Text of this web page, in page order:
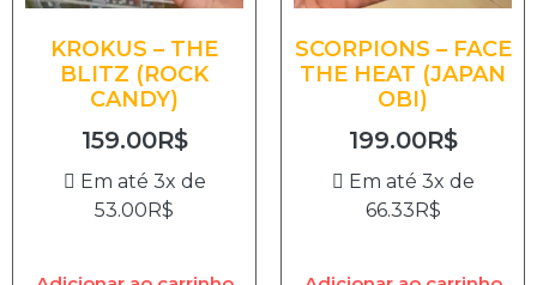
KROKUS – THE
BLITZ (ROCK
CANDY)
159.00R$
Em até 3x de
53.00R$
SCORPIONS – FACE
THE HEAT (JAPAN
OBI)
199.00R$
Em até 3x de
66.33R$